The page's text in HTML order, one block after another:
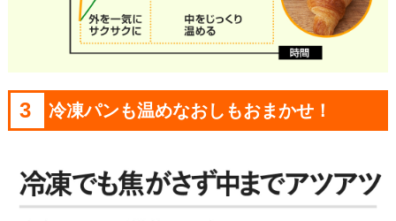
3 冷凍パンも温めなおしもおまかせ！